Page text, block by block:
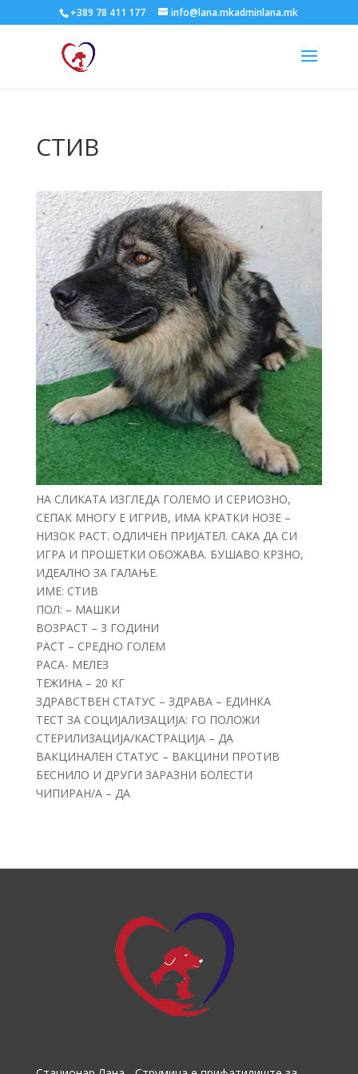
+389 78 411 177 info@lana.mkadminlana.mk
СТИВ
НА СЛИКАТА ИЗГЛЕДА ГОЛЕМО И СЕРИОЗНО,
СЕПАК МНОГУ Е ИГРИВ, ИМА КРАТКИ НОЗЕ –
НИЗОК РАСТ. ОДЛИЧЕН ПРИЈАТЕЛ. САКА ДА СИ
ИГРА И ПРОШЕТКИ ОБОЖАВА. БУШАВО КРЗНО,
ИДЕАЛНО ЗА ГАЛАЊЕ.
ИМЕ: СТИВ
ПОЛ: – МАШКИ
ВОЗРАСТ – 3 ГОДИНИ
РАСТ – СРЕДНО ГОЛЕМ
РАСА- МЕЛЕЗ
ТЕЖИНА – 20 КГ
ЗДРАВСТВЕН СТАТУС – ЗДРАВА – ЕДИНКА
ТЕСТ ЗА СОЦИЈАЛИЗАЦИЈА: ГО ПОЛОЖИ
СТЕРИЛИЗАЦИЈА/КАСТРАЦИЈА – ДА
ВАКЦИНАЛЕН СТАТУС – ВАКЦИНИ ПРОТИВ
БЕСНИЛО И ДРУГИ ЗАРАЗНИ БОЛЕСТИ
ЧИПИРАН/А – ДА